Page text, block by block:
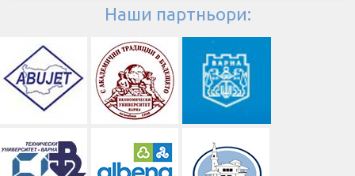
Наши партньори: